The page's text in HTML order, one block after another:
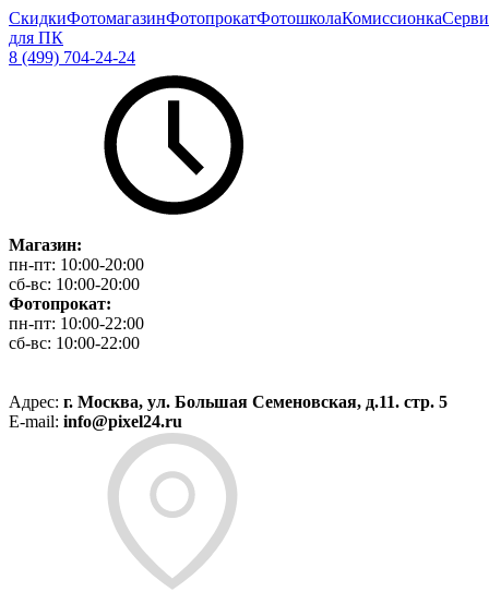
СкидкиФотомагазинФотопрокатФотошколаКомиссионка
для ПК
8 (499) 704-24-24
Магазин:
пн-пт: 10:00-20:00
сб-вс: 10:00-20:00
Фотопрокат:
пн-пт: 10:00-22:00
сб-вс: 10:00-22:00
Адрес: г. Москва, ул. Большая Семеновская, д.11. стр. 5
E-mail: info@pixel24.ru